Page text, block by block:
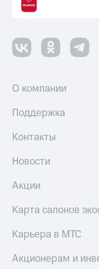
О компании
Поддержка
Контакты
Новости
Акции
Карта салонов
Карьера в МТС
Акционерам и